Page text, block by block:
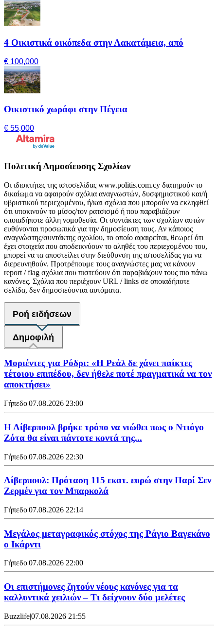
4 Οικιστικά οικόπεδα στην Λακατάμεια, από
€ 100,000
Οικιστικό χωράφι στην Πέγεια
€ 55,000
Πολιτική Δημοσίευσης Σχολίων
Οι ιδιοκτήτες της ιστοσελίδας www.politis.com.cy διατηρούν το
δικαίωμα να αφαιρούν σχόλια αναγνωστών, δυσφημιστικού και/ή
υβριστικού περιεχομένου, ή/και σχόλια που μπορούν να εκληφθεί
ότι υποκινούν το μίσος/τον ρατσισμό ή που παραβιάζουν
οποιαδήποτε άλλη νομοθεσία. Οι συντάκτες των σχολίων αυτών
ευθύνονται προσωπικά για την δημοσίευση τους. Αν κάποιος
αναγνώστης/συντάκτης σχολίου, το οποίο αφαιρείται, θεωρεί ότι
έχει στοιχεία που αποδεικνύουν το αληθές του περιεχομένου του,
μπορεί να τα αποστείλει στην διεύθυνση της ιστοσελίδας για να
διερευνηθούν. Προτρέπουμε τους αναγνώστες μας να κάνουν
report / flag σχόλια που πιστεύουν ότι παραβιάζουν τους πιο πάνω
κανόνες. Σχόλια που περιέχουν URL / links σε οποιαδήποτε
σελίδα, δεν δημοσιεύονται αυτόματα.
Ροή ειδήσεων
Δημοφιλή
Μοριέντες για Ρόδρι: «Η Ρεάλ δε χάνει παίκτες
τέτοιου επιπέδου, δεν ήθελε ποτέ πραγματικά να τον
αποκτήσει»
Γήπεδο|07.08.2026 23:00
Η Λίβερπουλ βρήκε τρόπο να νιώθει πως ο Ντιόγο
Ζότα θα είναι πάντοτε κοντά της...
Γήπεδο|07.08.2026 22:30
Λίβερπουλ: Πρόταση 115 εκατ. ευρώ στην Παρί Σεν
Ζερμέν για τον Μπαρκολά
Γήπεδο|07.08.2026 22:14
Μεγάλος μεταγραφικός στόχος της Ράγιο Βαγεκάνο
ο Ικάρντι
Γήπεδο|07.08.2026 22:00
Οι επιστήμονες ζητούν νέους κανόνες για τα
καλλυντικά χειλιών – Τι δείχνουν δύο μελέτες
Buzzlife|07.08.2026 21:55